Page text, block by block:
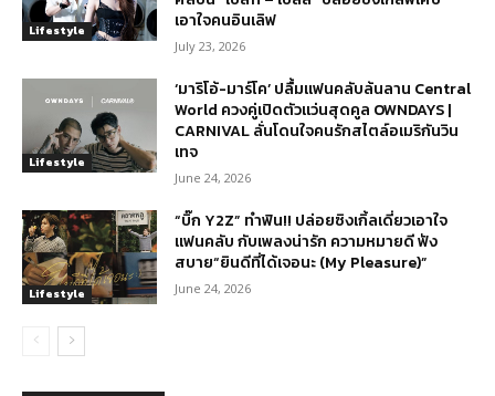
Lifestyle
เอาใจคนอินเลิฟ
July 23, 2026
Lifestyle
‘มาริโอ้-มาร์โค’ ปลื้มแฟนคลับล้นลาน Central
World ควงคู่เปิดตัวแว่นสุดคูล OWNDAYS |
CARNIVAL ลั่นโดนใจคนรักสไตล์อเมริกันวิน
เทจ
June 24, 2026
Lifestyle
“บิ๊ก Y2Z” ทำฟิน!! ปล่อยซิงเกิ้ลเดี่ยวเอาใจ
แฟนคลับ กับเพลงน่ารัก ความหมายดี ฟัง
สบาย“ยินดีที่ได้เจอนะ (My Pleasure)”
June 24, 2026